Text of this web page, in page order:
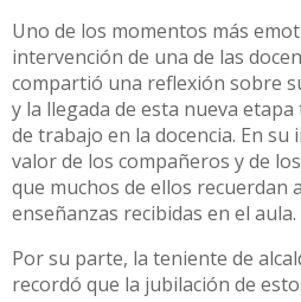
Uno de los momentos más
intervención de una de las
compartió una reflexión sobre
y la llegada de esta nueva
de trabajo en la docencia. En
valor de los compañeros y de
que muchos de ellos recuerdan
enseñanzas recibidas en el aula.
Por su parte, la teniente de
recordó que la jubilación de